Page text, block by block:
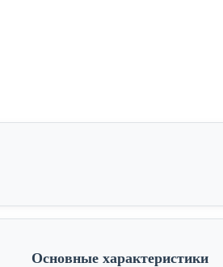
Основные характеристики